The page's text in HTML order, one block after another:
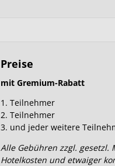
Preise
mit Gremium-Rabatt
1. Teilnehmer
2. Teilnehmer
3. und jeder weitere
Alle Gebühren zzgl. gesetzl.
Hotelkosten und etwaiger